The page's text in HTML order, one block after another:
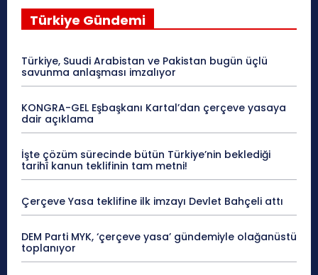
Türkiye Gündemi
Türkiye, Suudi Arabistan ve Pakistan bugün üçlü
savunma anlaşması imzalıyor
KONGRA-GEL Eşbaşkanı Kartal’dan çerçeve yasaya
dair açıklama
İşte çözüm sürecinde bütün Türkiye’nin beklediği
tarihî kanun teklifinin tam metni!
Çerçeve Yasa teklifine ilk imzayı Devlet Bahçeli attı
DEM Parti MYK, ‘çerçeve yasa’ gündemiyle olağanüstü
toplanıyor